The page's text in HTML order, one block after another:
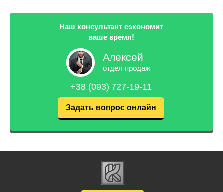
Наш консультант сэкономит
ваше время!
Алексей
отдел продаж
+38 (093) 727-19-11
Задать вопрос онлайн